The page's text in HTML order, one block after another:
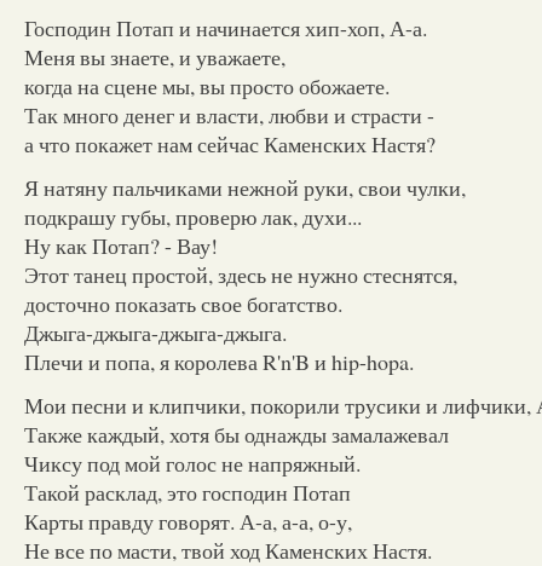
Господин Потап и начинается хип-хоп, А-а.
Меня вы знаете, и уважаете,
когда на сцене мы, вы просто обожаете.
Так много денег и власти, любви и страсти -
а что покажет нам сейчас Каменских Настя?
Я натяну пальчиками нежной руки, свои чулки,
подкрашу губы, проверю лак, духи...
Ну как Потап? - Вау!
Этот танец простой, здесь не нужно стеснятся,
досточно показать свое богатство.
Джыга-джыга-джыга-джыга.
Плечи и попа, я королева R'n'B и hip-hopa.
Мои песни и клипчики, покорили трусики и лифчики,
Также каждый, хотя бы однажды замалажевал
Чиксу под мой голос не напряжный.
Такой расклад, это господин Потап
Карты правду говорят. А-а, а-а, о-у,
Не все по масти, твой ход Каменских Настя.